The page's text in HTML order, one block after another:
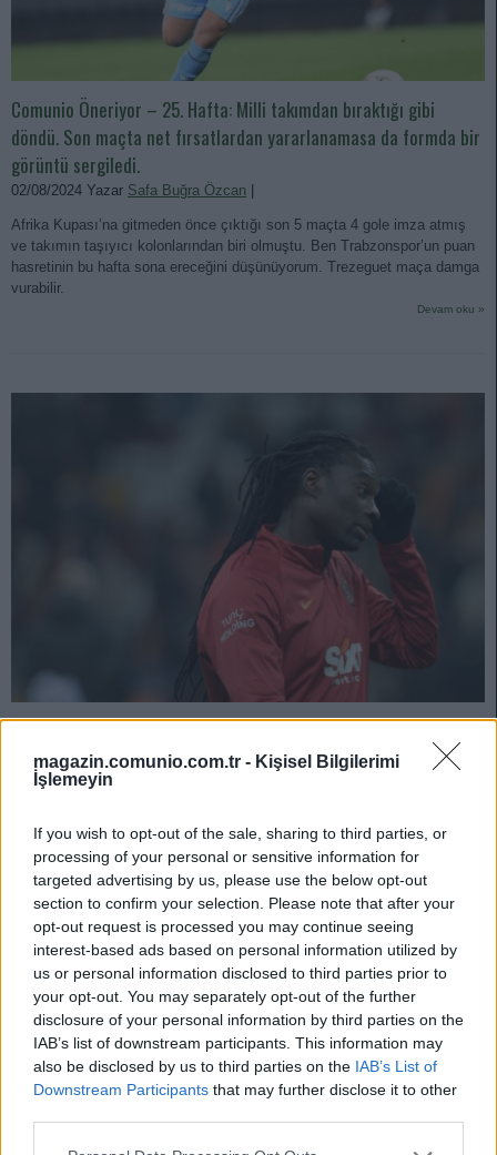
magazin.comunio.com.tr - Kişisel Bilgilerimi
İşlemeyin
If you wish to opt-out of the sale, sharing to third parties, or
processing of your personal or sensitive information for
targeted advertising by us, please use the below opt-out
section to confirm your selection. Please note that after your
opt-out request is processed you may continue seeing
interest-based ads based on personal information utilized by
us or personal information disclosed to third parties prior to
your opt-out. You may separately opt-out of the further
disclosure of your personal information by third parties on the
IAB’s list of downstream participants. This information may
also be disclosed by us to third parties on the IAB’s List of
Downstream Participants that may further disclose it to other
Please note that this website/app uses one or more Google
Comunio Öneriyor – 25. Hafta: Milli takımdan bıraktığı gibi
döndü. Son maçta net fırsatlardan yararlanamasa da formda bir
görüntü sergiledi.
02/08/2024 Yazar Safa Buğra Özcan
Afrika Kupası’na gitmeden önce çıktığı son 5 maçta 4 gole imza atmış
ve takımın taşıyıcı kolonlarından biri olmuştu. Ben Trabzonspor’un puan
hasretinin bu hafta sona ereceğini düşünüyorum. Trezeguet maça damga
vurabilir.
Devam oku »
Son Dakika: Galatasaray’da Gomis krizi! Sezonun geri kalan
kısmında ne olacak?
04/23/2023 Yazar
ardından düzenlenen basın toplantısında golcü oyuncu Bafetimbi Gomis
hakkında sorulan soru üzerine ne dedi?
Devam oku »